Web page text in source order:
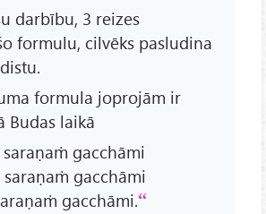
darbību, 3 reizes
formulu, cilvēks pasludina
formula joprojām ir
Budas laikā
gacchāmi
gacchāmi
gacchāmi.